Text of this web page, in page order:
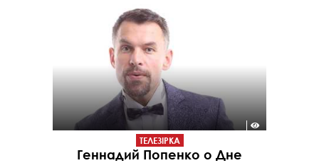
ТЕЛЕЗІРКА
Геннадий Попенко о Дне